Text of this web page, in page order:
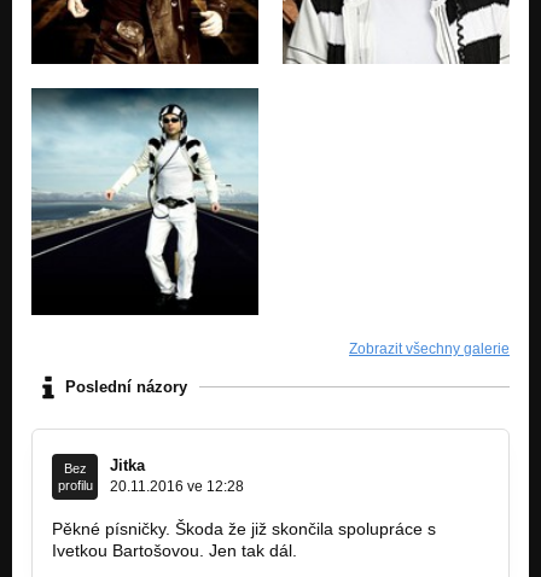
Zobrazit všechny galerie
Poslední názory
Bez
profilu
Jitka
20.11.2016 ve 12:28
Pěkné písničky. Škoda že již skončila spolupráce s
Ivetkou Bartošovou. Jen tak dál.